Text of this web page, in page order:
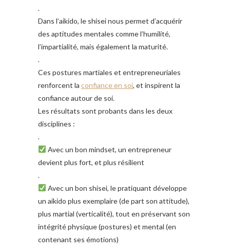
.
Dans l’aikido, le shisei nous permet d’acquérir
des aptitudes mentales comme l’humilité,
l’impartialité, mais également la maturité.
.
Ces postures martiales et entrepreneuriales
renforcent la confiance en soi, et inspirent la
confiance autour de soi.
Les résultats sont probants dans les deux
disciplines :
.
Avec un bon mindset, un entrepreneur
devient plus fort, et plus résilient
.
Avec un bon shisei, le pratiquant développe
un aikido plus exemplaire (de part son attitude),
plus martial (verticalité), tout en préservant son
intégrité physique (postures) et mental (en
contenant ses émotions)